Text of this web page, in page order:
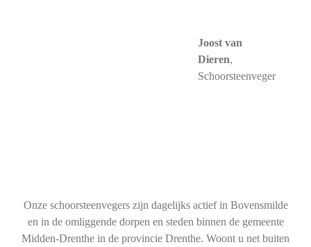
Joost van
Dieren,
Schoorsteenveger
Onze schoorsteenvegers zijn dagelijks actief in Bovensmilde
en in de omliggende dorpen en steden binnen de gemeente
Midden-Drenthe in de provincie Drenthe. Woont u net buiten